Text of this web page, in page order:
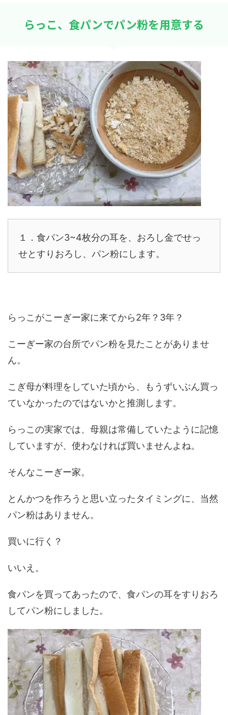
らっこ、食パンでパン粉を用意する
１．食パン3~4枚分の耳を、おろし金でせっ
せとすりおろし、パン粉にします。
らっこがこーぎー家に来てから2年？3年？
こーぎー家の台所でパン粉を見たことがありませ
ん。
こぎ母が料理をしていた頃から、もうずいぶん買っ
ていなかったのではないかと推測します。
らっこの実家では、母親は常備していたように記憶
していますが、使わなければ買いませんよね。
そんなこーぎー家。
とんかつを作ろうと思い立ったタイミングに、当然
パン粉はありません。
買いに行く？
いいえ。
食パンを買ってあったので、食パンの耳をすりおろ
してパン粉にしました。